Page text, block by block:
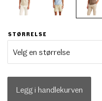
STØRRELSE
Legg i handlekurven